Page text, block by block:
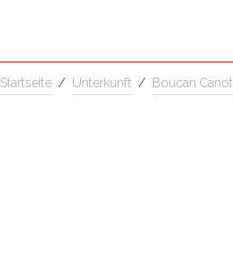
Startseite / Unterkunft / Boucan Canot